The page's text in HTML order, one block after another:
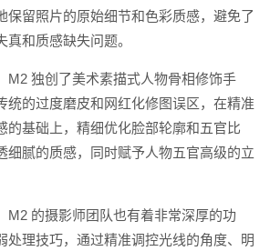
保留照片的原始细节和色彩质感，避免了
和质感缺失问题。
M2 独创了美术素描式人物骨相修饰手
统的过度磨皮和网红化修图误区，在精准
的基础上，精细优化脸部轮廓和五官比
细腻的质感，同时赋予人物五官高级的立
M2 的摄影师团队也有着非常深厚的功
处理技巧，通过精准调控光线的角度、明